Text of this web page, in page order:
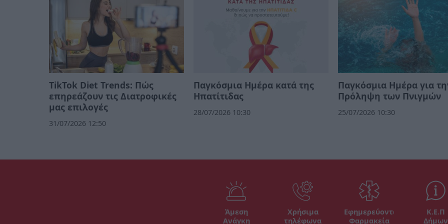
TikTok Diet Trends: Πώς
επηρεάζουν τις Διατροφικές
μας επιλογές
31/07/2026 12:50
Παγκόσμια Ημέρα κατά της
Ηπατίτιδας
28/07/2026 10:30
Παγκόσμια Ημέρα για
Πρόληψη των Πνιγμών
25/07/2026 10:30
Άμεση
Ανάγκη
Χρήσιμα
τηλέφωνα
Εφημερεύοντα
Φαρμακεία
Κ.Ε.Π
Δήμων